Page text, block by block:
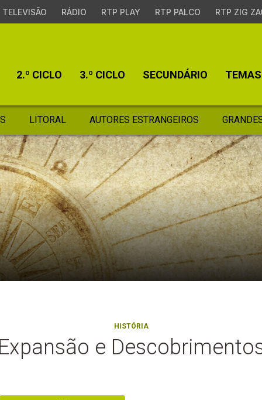
TELEVISÃO RÁDIO RTP PLAY RTP PALCO RTP ZIG
2.º CICLO 3.º CICLO SECUNDÁRIO TEMAS
LITORAL AUTORES ESTRANGEIROS
HISTÓRIA
Expansão e